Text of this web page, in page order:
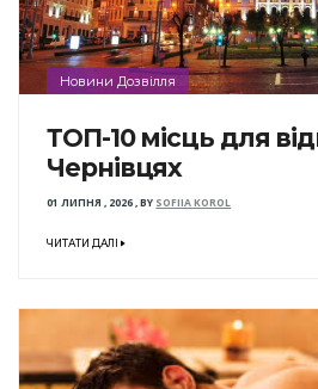
Новини Дозвілля
ТОП-10 місць для
Чернівцях
01 ЛИПНЯ , 2026,BY SOFIIA KOROL
ЧИТАТИ ДАЛІ